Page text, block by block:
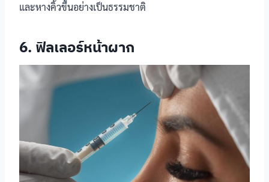
และหางคิ้วขึ้นอย่างเป็นธรรมชาติ
6. ฟิลเลอร์หน้าผาก